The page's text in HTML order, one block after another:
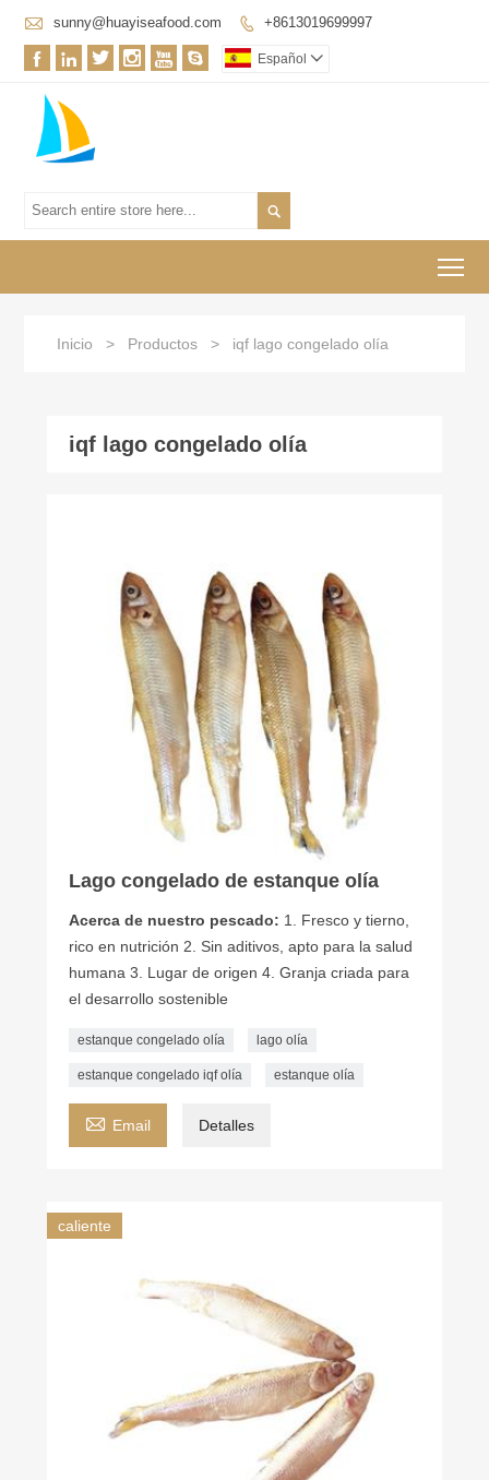
 sunny@huayiseafood.com  +8613019699997
      Español 

Inicio > Productos > iqf lago congelado olía
iqf lago congelado olía
Lago congelado de estanque olía
Acerca de nuestro pescado: 1. Fresco y tierno,
rico en nutrición 2. Sin aditivos, apto para la salud
humana 3. Lugar de origen 4. Granja criada para
el desarrollo sostenible
estanque congelado olía lago olía
estanque congelado iqf olía estanque olía
 Email Detalles
caliente